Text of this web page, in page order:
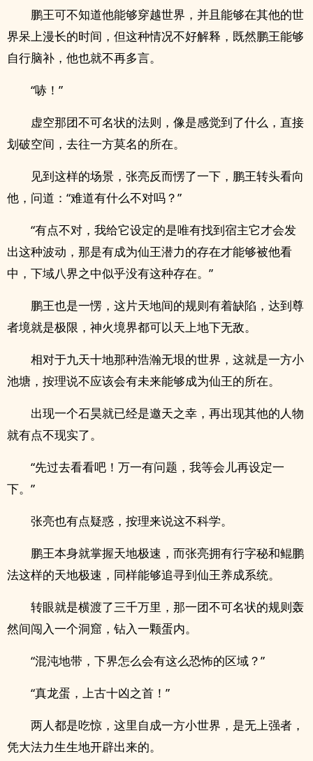
鹏王可不知道他能够穿越世界，并且能够在其他的世
界呆上漫长的时间，但这种情况不好解释，既然鹏王能够
自行脑补，他也就不再多言。
“哧！”
虚空那团不可名状的法则，像是感觉到了什么，直接
划破空间，去往一方莫名的所在。
见到这样的场景，张亮反而愣了一下，鹏王转头看向
他，问道：“难道有什么不对吗？”
“有点不对，我给它设定的是唯有找到宿主它才会发
出这种波动，那是有成为仙王潜力的存在才能够被他看
中，下域八界之中似乎没有这种存在。”
鹏王也是一愣，这片天地间的规则有着缺陷，达到尊
者境就是极限，神火境界都可以天上地下无敌。
相对于九天十地那种浩瀚无垠的世界，这就是一方小
池塘，按理说不应该会有未来能够成为仙王的所在。
出现一个石昊就已经是邀天之幸，再出现其他的人物
就有点不现实了。
“先过去看看吧！万一有问题，我等会儿再设定一
下。”
张亮也有点疑惑，按理来说这不科学。
鹏王本身就掌握天地极速，而张亮拥有行字秘和鲲鹏
法这样的天地极速，同样能够追寻到仙王养成系统。
转眼就是横渡了三千万里，那一团不可名状的规则轰
然间闯入一个洞窟，钻入一颗蛋内。
“混沌地带，下界怎么会有这么恐怖的区域？”
“真龙蛋，上古十凶之首！”
两人都是吃惊，这里自成一方小世界，是无上强者，
凭大法力生生地开辟出来的。